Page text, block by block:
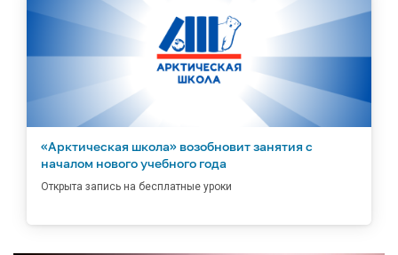
«Арктическая школа» возобновит занятия с
началом нового учебного года
Открыта запись на бесплатные уроки